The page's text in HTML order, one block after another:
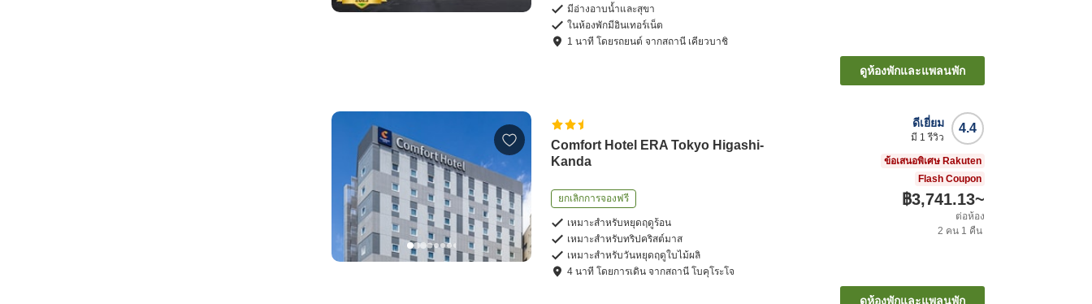
มีอ่างอาบน้ำและสุขา
ในห้องพักมีอินเทอร์เน็ต
1 นาที โดยรถยนต์ จากสถานี เคียวบาชิ
ดูห้องพักและแพลนพัก
Comfort Hotel ERA Tokyo Higashi-
Kanda
ยกเลิกการจองฟรี
เหมาะสำหรับหยุดฤดูร้อน
เหมาะสำหรับทริปคริสต์มาส
เหมาะสำหรับวันหยุดฤดูใบไม้ผลิ
4 นาที โดยการเดิน จากสถานี โบคุโระโจ
4.4
ดีเยี่ยม
มี 1 รีวิว
ข้อเสนอพิเศษ Rakuten
Flash Coupon
฿3,741.13~
ต่อห้อง
2 คน 1 คืน
ดูห้องพักและแพลนพัก